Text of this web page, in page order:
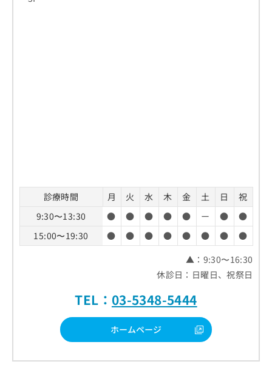
診療時間 月 火 水 木 金 土 日
祝
9:30〜13:30
● ● ● ● ● ー ●
●
15:00〜19:30
● ● ● ● ● ● ●
●
▲：9:30〜16:30
休診日：日曜日、祝祭日
TEL： 03-5348-5444
ホームページ